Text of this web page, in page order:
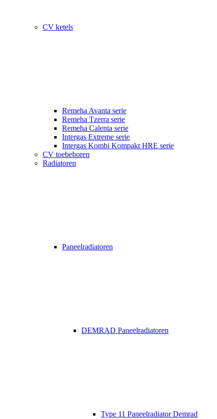
CV ketels
Remeha Avanta serie
Remeha Tzerra serie
Remeha Calenta serie
Intergas Extreme serie
Intergas Kombi Kompakt HRE serie
CV toebehoren
Radiatoren
Paneelradiatoren
DEMRAD Paneelradiatoren
Type 11 Paneelradiator Demrad